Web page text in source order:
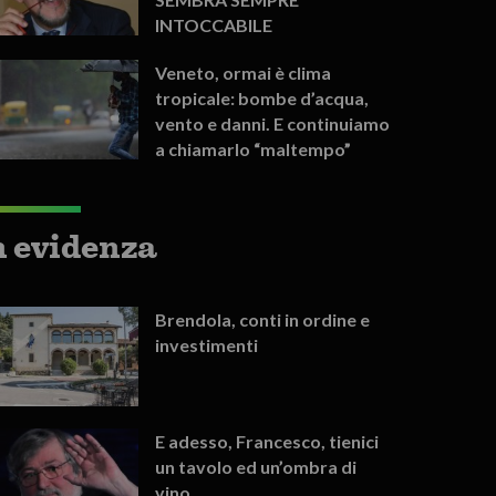
INTOCCABILE
Veneto, ormai è clima
tropicale: bombe d’acqua,
vento e danni. E continuiamo
a chiamarlo “maltempo”
evidenza
Brendola, conti in ordine e
investimenti
E adesso, Francesco, tienici
un tavolo ed un’ombra di